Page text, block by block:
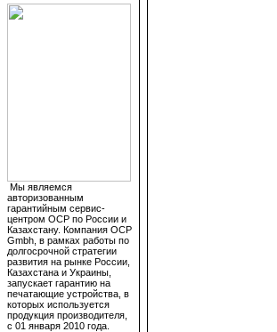
Мы являемся
авторизованным
гарантийным сервис-
центром OCP по России и
Казахстану. Компания OCP
Gmbh, в рамках работы по
долгосрочной стратегии
развития на рынке России,
Казахстана и Украины,
запускает гарантию на
печатающие устройства, в
которых используется
продукция производителя,
с 01 января 2010 года.